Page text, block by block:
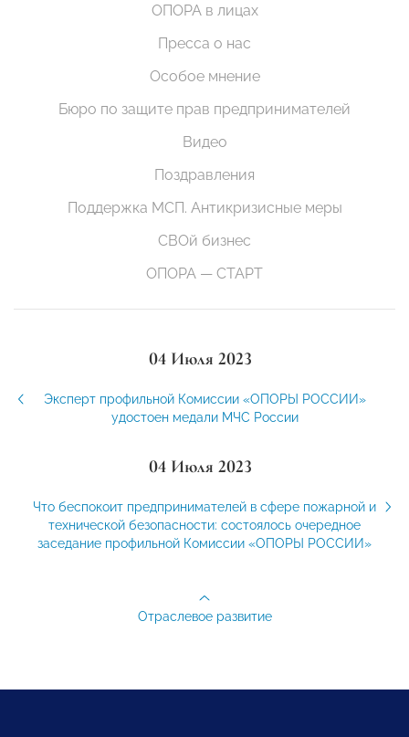
ОПОРА в лицах
Пресса о нас
Особое мнение
Бюро по защите прав предпринимателей
Видео
Поздравления
Поддержка МСП. Антикризисные меры
СВОй бизнес
ОПОРА — СТАРТ
04 Июля 2023
Эксперт профильной Комиссии «ОПОРЫ РОССИИ»
удостоен медали МЧС России
04 Июля 2023
Что беспокоит предпринимателей в сфере пожарной и
технической безопасности: состоялось очередное
заседание профильной Комиссии «ОПОРЫ РОССИИ»
Отраслевое развитие